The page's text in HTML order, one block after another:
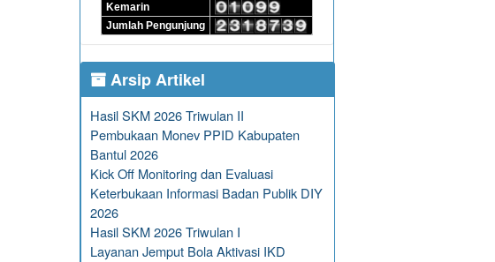
Kemarin
Jumlah Pengunjung
Arsip Artikel
Hasil SKM 2026 Triwulan II
Pembukaan Monev PPID Kabupaten
Bantul 2026
Kick Off Monitoring dan Evaluasi
Keterbukaan Informasi Badan Publik DIY
2026
Hasil SKM 2026 Triwulan I
Layanan Jemput Bola Aktivasi IKD